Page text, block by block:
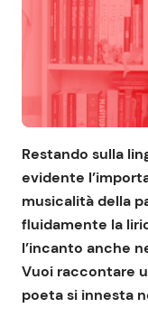
Restando sulla
evidente
musicalità della
fluidamente la
l’incanto anche
Vuoi raccontare
poeta si innesta